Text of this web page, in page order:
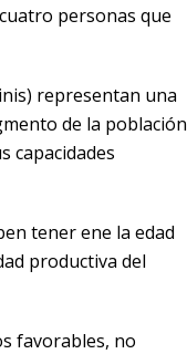
personas que
representan una
de la población
capacidades
tener ene la edad
productiva del
favorables, no